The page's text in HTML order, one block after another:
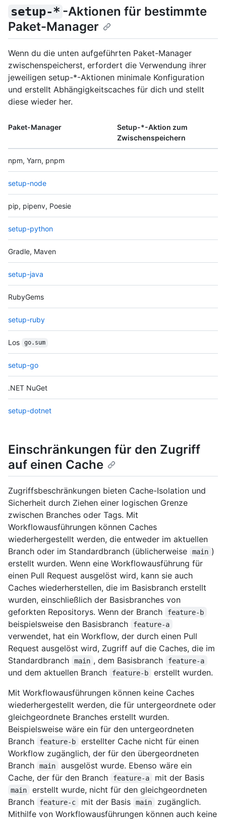
setup-* -Aktionen für bestimmte
Paket-Manager
Wenn du die unten aufgeführten Paket-Manager
zwischenspeicherst, erfordert die Verwendung ihrer
jeweiligen setup-*-Aktionen minimale Konfiguration
und erstellt Abhängigkeitscaches für dich und stellt
diese wieder her.
Paket-Manager
Setup-*-Aktion zum
Zwischenspeichern
npm, Yarn, pnpm
setup-node
pip, pipenv, Poesie
setup-python
Gradle, Maven
setup-java
RubyGems
setup-ruby
Los go.sum
setup-go
.NET NuGet
setup-dotnet
Einschränkungen für den Zugriff
auf einen Cache
Zugriffsbeschränkungen bieten Cache-Isolation und
Sicherheit durch Ziehen einer logischen Grenze
zwischen Branches oder Tags. Mit
Workflowausführungen können Caches
wiederhergestellt werden, die entweder im aktuellen
Branch oder im Standardbranch (üblicherweise
main )
erstellt wurden. Wenn eine Workflowausführung für
einen Pull Request ausgelöst wird, kann sie auch
Caches wiederherstellen, die im Basisbranch erstellt
wurden, einschließlich der Basisbranches von
geforkten Repositorys. Wenn der Branch
feature-b
beispielsweise den Basisbranch feature-a
verwendet, hat ein Workflow, der durch einen Pull
Request ausgelöst wird, Zugriff auf die Caches, die im
Standardbranch
main , dem Basisbranch feature-a
und dem aktuellen Branch feature-b
erstellt wurden.
Mit Workflowausführungen können keine Caches
wiederhergestellt werden, die für untergeordnete oder
gleichgeordnete Branches erstellt wurden.
Beispielsweise wäre ein für den untergeordneten
Branch
feature-b
erstellter Cache nicht für einen
Workflow zugänglich, der für den übergeordneten
Branch
main
ausgelöst wurde. Ebenso wäre ein
Cache, der für den Branch
feature-a mit der Basis
main
erstellt wurde, nicht für den gleichgeordneten
Branch
feature-c mit der Basis main
zugänglich.
Mithilfe von Workflowausführungen können auch keine